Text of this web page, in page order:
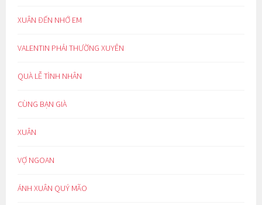
XUÂN ĐẾN NHỚ EM
VALENTIN PHẢI THƯỜNG XUYÊN
QUÀ LỄ TÌNH NHÂN
CÙNG BẠN GIÀ
XUÂN
VỢ NGOAN
ÁNH XUÂN QUÝ MÃO